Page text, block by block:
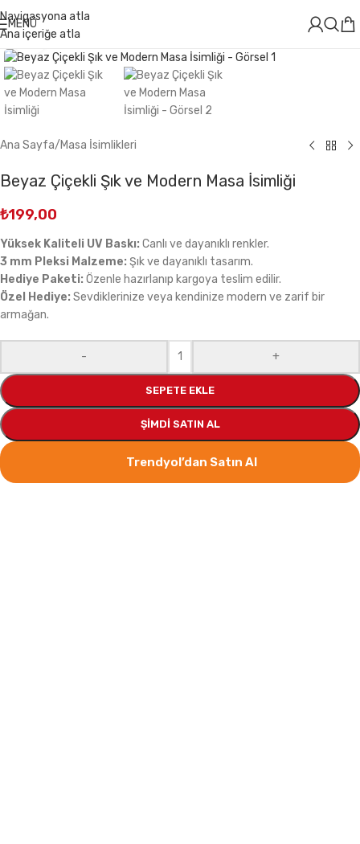
Navigasyona atla
Ana içeriğe atla
MENÜ
Büyütmek için tıklayın
Ana Sayfa/Masa İsimlikleri
Beyaz Çiçekli Şık ve Modern Masa İsimliği
₺199,00
Yüksek Kaliteli UV Baskı: Canlı ve dayanıklı renkler.
3 mm Pleksi Malzeme: Şık ve dayanıklı tasarım.
Hediye Paketi: Özenle hazırlanıp kargoya teslim edilir.
Özel Hediye: Sevdiklerinize veya kendinize modern ve zarif bir
armağan.
- +
SEPETE EKLE
ŞIMDI SATIN AL
Trendyol’dan Satın Al